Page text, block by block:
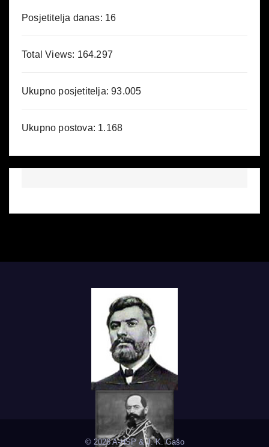
Posjetitelja danas: 16
Total Views: 164.297
Ukupno posjetitelja:93.005
Ukupno postova: 1.168
© 2026 A-HSP & J. K. Gašo